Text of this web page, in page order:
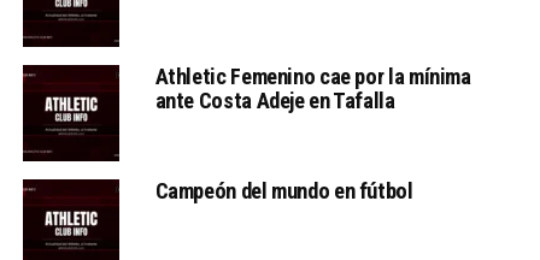
Athletic Femenino cae por la mínima
ante Costa Adeje en Tafalla
Campeón del mundo en fútbol